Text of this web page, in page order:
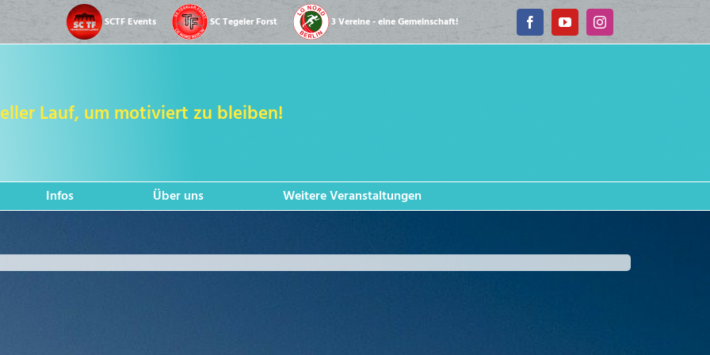
SCTF Events SC Tegeler Forst 3 Vereine - eine Gemeinschaft! FacebookYouTubeInstagram
Lauf, um motiviert zu bleiben!
Infos Über uns Weitere Veranstaltungen